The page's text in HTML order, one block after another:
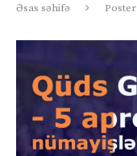
Əsas səhifə Poster